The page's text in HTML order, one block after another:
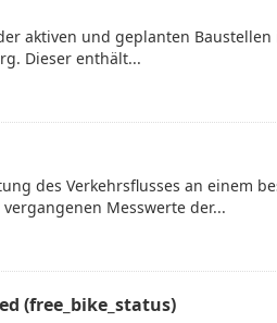
aktiven und geplanten
Dieser enthält...
des Verkehrsflusses an einem
Messwerte der...
(free_bike_status)